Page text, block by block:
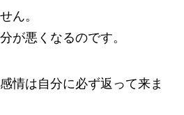
ん。
が悪くなるのです。
情は自分に必ず返って来ま